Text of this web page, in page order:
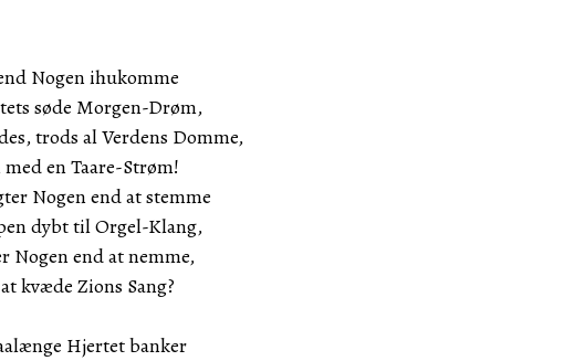
Nogen ihukomme
søde Morgen-Drøm,
trods al Verdens Domme,
en Taare-Strøm!
Nogen end at stemme
dybt til Orgel-Klang,
Nogen end at nemme,
kvæde Zions Sang?
Hjertet banker